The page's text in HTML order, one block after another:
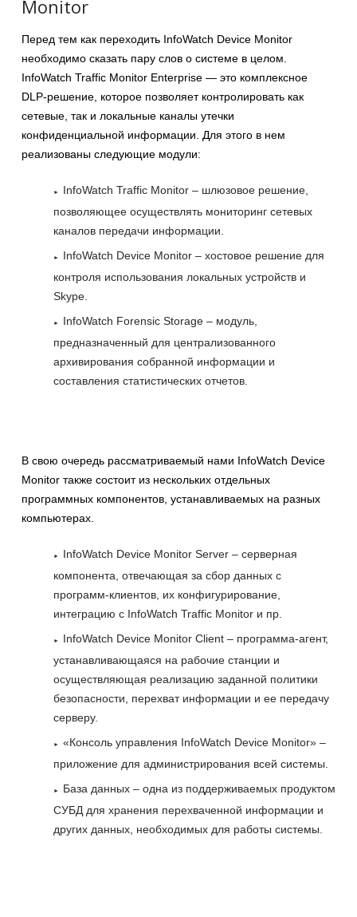
Monitor
Перед тем как переходить InfoWatch Device Monitor
необходимо сказать пару слов о системе в целом.
InfoWatch Traffic Monitor Enterprise — это комплексное
DLP-решение, которое позволяет контролировать как
сетевые, так и локальные каналы утечки
конфиденциальной информации. Для этого в нем
реализованы следующие модули:
InfoWatch Traffic Monitor – шлюзовое решение,
позволяющее осуществлять мониторинг сетевых
каналов передачи информации.
InfoWatch Device Monitor – хостовое решение для
контроля использования локальных устройств и
Skype.
InfoWatch Forensic Storage – модуль,
предназначенный для централизованного
архивирования собранной информации и
составления статистических отчетов.
В свою очередь рассматриваемый нами InfoWatch Device
Monitor также состоит из нескольких отдельных
программных компонентов, устанавливаемых на разных
компьютерах.
InfoWatch Device Monitor Server – серверная
компонента, отвечающая за сбор данных с
программ-клиентов, их конфигурирование,
интеграцию с InfoWatch Traffic Monitor и пр.
InfoWatch Device Monitor Client – программа-агент,
устанавливающаяся на рабочие станции и
осуществляющая реализацию заданной политики
безопасности, перехват информации и ее передачу
серверу.
«Консоль управления InfoWatch Device Monitor» –
приложение для администрирования всей системы.
База данных – одна из поддерживаемых продуктом
СУБД для хранения перехваченной информации и
других данных, необходимых для работы системы.